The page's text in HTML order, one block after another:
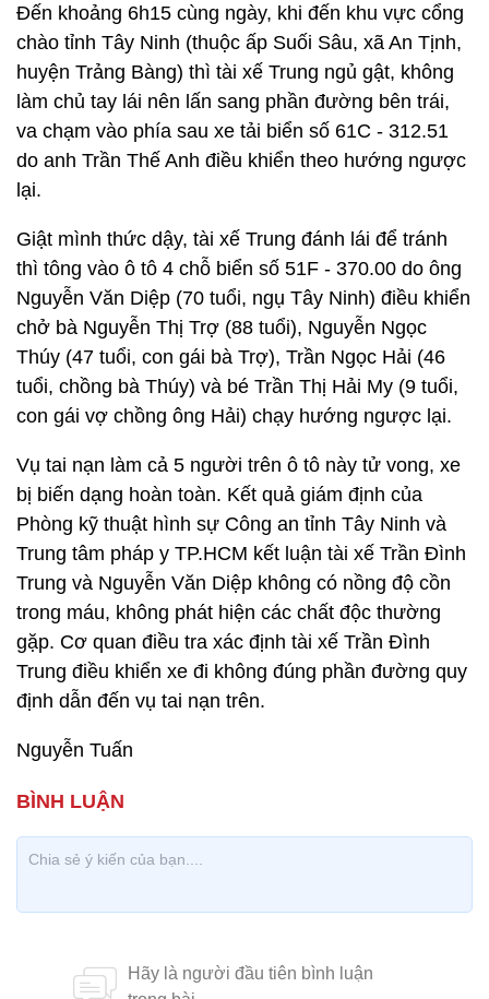
Đến khoảng 6h15 cùng ngày, khi đến khu vực cổng
chào tỉnh Tây Ninh (thuộc ấp Suối Sâu, xã An Tịnh,
huyện Trảng Bàng) thì tài xế Trung ngủ gật, không
làm chủ tay lái nên lấn sang phần đường bên trái,
va chạm vào phía sau xe tải biển số 61C - 312.51
do anh Trần Thế Anh điều khiển theo hướng ngược
lại.
Giật mình thức dậy, tài xế Trung đánh lái để tránh
thì tông vào ô tô 4 chỗ biển số 51F - 370.00 do ông
Nguyễn Văn Diệp (70 tuổi, ngụ Tây Ninh) điều khiển
chở bà Nguyễn Thị Trợ (88 tuổi), Nguyễn Ngọc
Thúy (47 tuổi, con gái bà Trợ), Trần Ngọc Hải (46
tuổi, chồng bà Thúy) và bé Trần Thị Hải My (9 tuổi,
con gái vợ chồng ông Hải) chạy hướng ngược lại.
Vụ tai nạn làm cả 5 người trên ô tô này tử vong, xe
bị biến dạng hoàn toàn. Kết quả giám định của
Phòng kỹ thuật hình sự Công an tỉnh Tây Ninh và
Trung tâm pháp y TP.HCM kết luận tài xế Trần Đình
Trung và Nguyễn Văn Diệp không có nồng độ cồn
trong máu, không phát hiện các chất độc thường
gặp. Cơ quan điều tra xác định tài xế Trần Đình
Trung điều khiển xe đi không đúng phần đường quy
định dẫn đến vụ tai nạn trên.
Nguyễn Tuấn